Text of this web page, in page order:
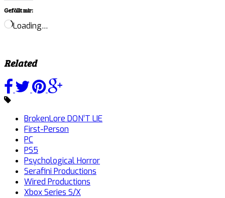
Gefällt mir:
Loading…
Related
BrokenLore DON’T LIE
First-Person
PC
PS5
Psychological Horror
Serafini Productions
Wired Productions
Xbox Series S/X